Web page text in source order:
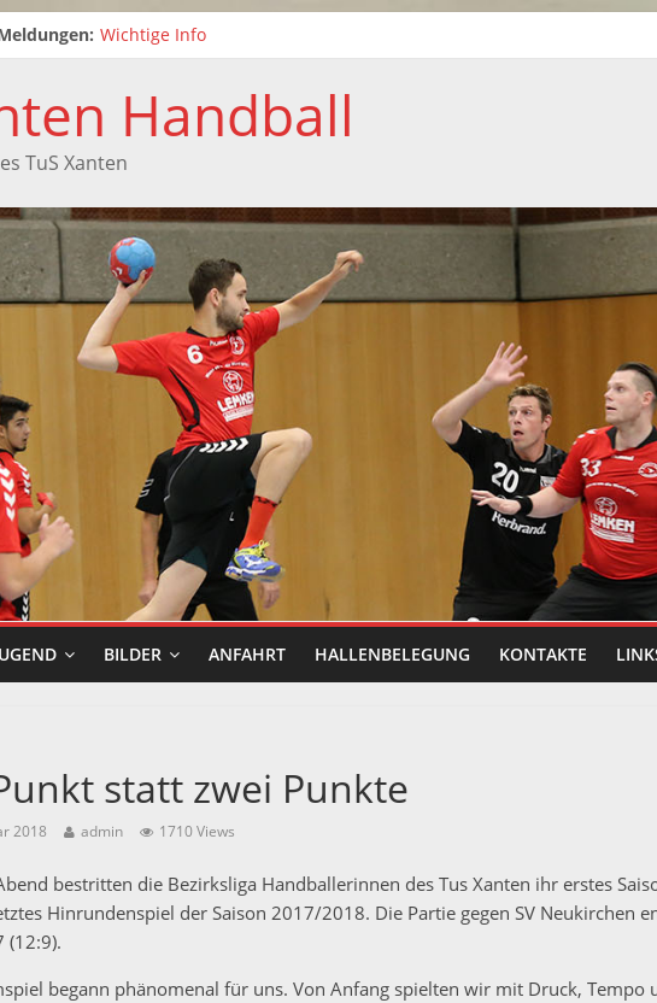
Wichtige Info
Zwei neue Kinderhandball-Trainerinnen beim TuS Xanten
Handballtag in Xanten
Saisonabschluss der F-Jugend
Handball
TuS Xanten
BILDER ANFAHRT HALLENBELEGUNG KONTAKTE
statt zwei Punkte
2018 admin 1710 Views
bestritten die Bezirksliga Handballerinnen des Tus Xanten ihr erstes
Hinrundenspiel der Saison 2017/2018. Die Partie gegen SV Neukirchen
(12:9).
begann phänomenal für uns. Von Anfang spielten wir mit Druck, Tempo